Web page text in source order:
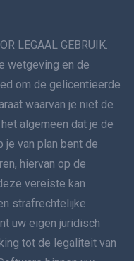
LEGAAL GEBRUIK.
wetgeving en de
om de gelicentieerde
waarvan je niet de
algemeen dat je de
je van plan bent de
hiervan op de
vereiste kan
strafrechtelijke
uw eigen juridisch
tot de legaliteit van